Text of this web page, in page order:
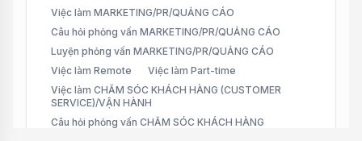
Việc làm MARKETING/PR/QUẢNG CÁO
Câu hỏi phỏng vấn MARKETING/PR/QUẢNG CÁO
Luyện phỏng vấn MARKETING/PR/QUẢNG CÁO
Việc làm Remote
Việc làm Part-time
Việc làm CHĂM SÓC KHÁCH HÀNG (CUSTOMER
SERVICE)/VẬN HÀNH
Câu hỏi phỏng vấn CHĂM SÓC KHÁCH HÀNG